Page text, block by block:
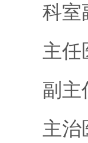
科室副
主任
副主
主治医